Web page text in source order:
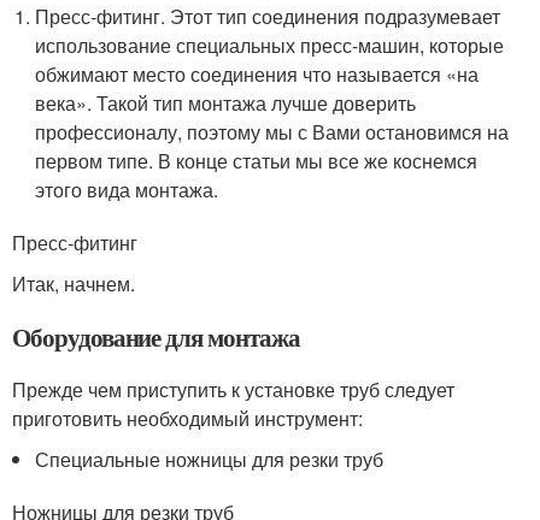
Пресс-фитинг. Этот тип соединения подразумевает
использование специальных пресс-машин, которые
обжимают место соединения что называется «на
века». Такой тип монтажа лучше доверить
профессионалу, поэтому мы с Вами остановимся на
первом типе. В конце статьи мы все же коснемся
этого вида монтажа.
Пресс-фитинг
Итак, начнем.
Оборудование для монтажа
Прежде чем приступить к установке труб следует
приготовить необходимый инструмент:
Специальные ножницы для резки труб
Ножницы для резки труб